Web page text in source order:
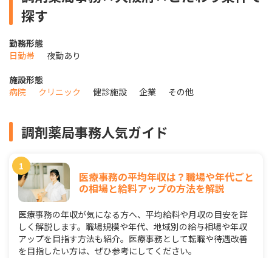
探す
勤務形態
日勤帯
夜勤あり
施設形態
病院
クリニック 健診施設 企業 その他
調剤薬局事務人気ガイド
医療事務の平均年収は？職場や年代ごと
の相場と給料アップの方法を解説
医療事務の年収が気になる方へ、平均給料や月収の目安を詳
しく解説します。職場規模や年代、地域別の給与相場や年収
アップを目指す方法も紹介。医療事務として転職や待遇改善
を目指したい方は、ぜひ参考にしてください。